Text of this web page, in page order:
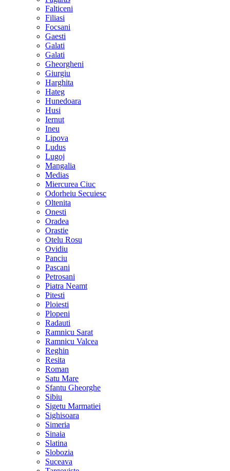
Falticeni
Filiasi
Focsani
Gaesti
Galati
Galati
Gheorgheni
Giurgiu
Harghita
Hateg
Hunedoara
Husi
Iernut
Ineu
Lipova
Ludus
Lugoj
Mangalia
Medias
Miercurea Ciuc
Odorheiu Secuiesc
Oltenita
Onesti
Oradea
Orastie
Otelu Rosu
Ovidiu
Panciu
Pascani
Petrosani
Piatra Neamt
Pitesti
Ploiesti
Plopeni
Radauti
Ramnicu Sarat
Ramnicu Valcea
Reghin
Resita
Roman
Satu Mare
Sfantu Gheorghe
Sibiu
Sigetu Marmatiei
Sighisoara
Simeria
Sinaia
Slatina
Slobozia
Suceava